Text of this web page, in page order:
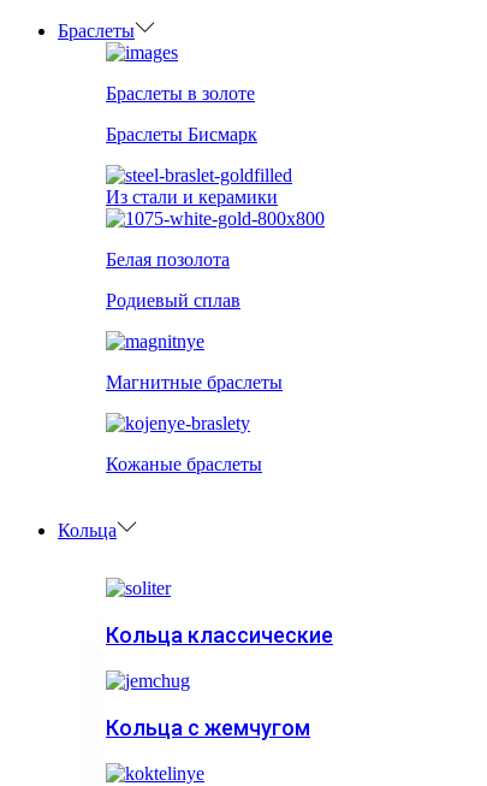
Браслеты
Браслеты в золоте
Браслеты Бисмарк
Из стали и керамики
Белая позолота
Родиевый сплав
Магнитные браслеты
Кожаные браслеты
Кольца
Кольца классические
Кольца с жемчугом